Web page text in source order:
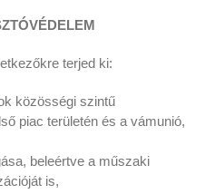
terjed ki:
közösségi szintű
piac területén és a vámunió,
beleértve a műszaki
is,